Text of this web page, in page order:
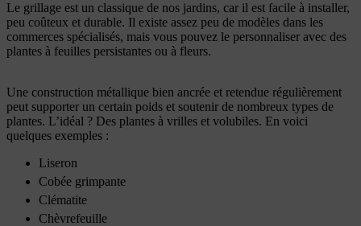
Le grillage est un classique de nos jardins, car il est facile à installer,
peu coûteux et durable. Il existe assez peu de modèles dans les
commerces spécialisés, mais vous pouvez le personnaliser avec des
plantes à feuilles persistantes ou à fleurs.
Une construction métallique bien ancrée et retendue régulièrement
peut supporter un certain poids et soutenir de nombreux types de
plantes. L’idéal ? Des plantes à vrilles et volubiles. En voici
quelques exemples :
Liseron
Cobée grimpante
Clématite
Chèvrefeuille